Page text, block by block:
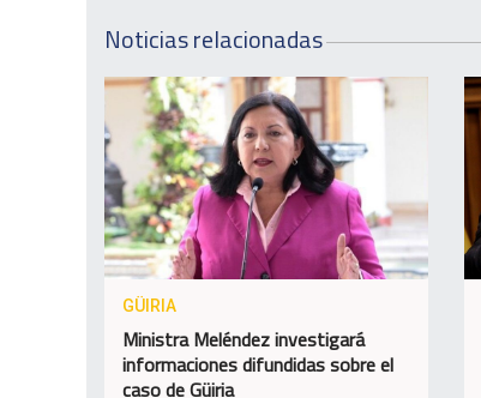
Noticias relacionadas
GÜIRIA
Ministra Meléndez investigará
informaciones difundidas sobre el
caso de Güiria